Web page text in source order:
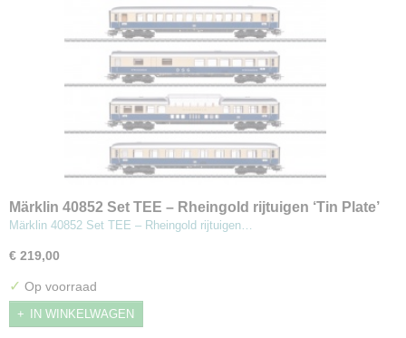
Märklin 40852 Set TEE – Rheingold rijtuigen ‘Tin Plate’
Märklin 40852 Set TEE – Rheingold rijtuigen…
€ 219,00
✓ Op voorraad
IN WINKELWAGEN